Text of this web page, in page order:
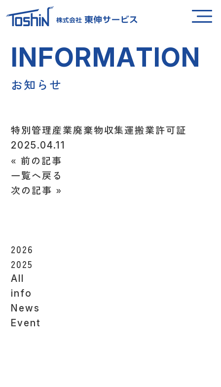
INFORMATION
お知 ら せ
特別管理産業廃棄物収集運搬業許可証
2025.04.11
«前の記事
一覧へ戻る
次の記事 »
2026
2025
All
info
News
Event